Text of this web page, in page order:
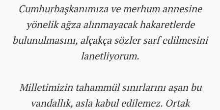
Cumhurbaşkanımıza ve merhum annesine
yönelik ağza alınmayacak hakaretlerde
bulunulmasını, alçakça sözler sarf edilmesini
lanetliyorum.
Milletimizin tahammül sınırlarını aşan bu
vandallık, asla kabul edilemez. Ortak